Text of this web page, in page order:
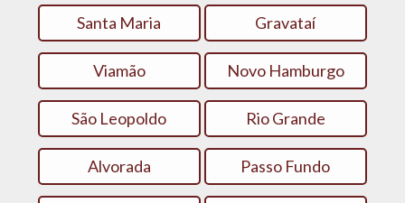
Santa Maria Gravataí
Viamão Novo Hamburgo
São Leopoldo Rio Grande
Alvorada Passo Fundo